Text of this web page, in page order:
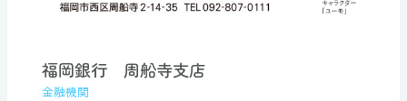
福岡銀行 周船寺支店
金融機関